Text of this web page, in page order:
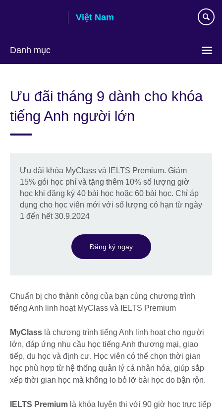
Việt Nam
Danh mục
language
Ưu đãi tháng 9 dành cho khóa
tiếng Anh người lớn
Ưu đãi khóa MyClass và IELTS Premium. Giảm
15% gói học phí và tặng thêm 10% số lượng giờ
học khi đăng ký 40 bài học hoặc 60 bài học. Chỉ áp
dụng cho học viên mới với số lượng có hạn từ ngày
1 đến hết 30.9.2024
Đăng ký ngay
Chuẩn bị cho thành công của bạn cùng chương trình
tiếng Anh linh hoạt MyClass và IELTS Premium
MyClass là chương trình tiếng Anh linh hoạt cho người
lớn, đáp ứng nhu cầu học tiếng Anh thương mại, giao
tiếp, du học và định cư. Học viên có thể chọn thời gian
học phù hợp từ hệ thống quản lý cá nhân hóa, giúp sắp
xếp thời gian học mà không lo bỏ lỡ bài học do bận rộn.
IELTS Premium là khóa luyện thi với 90 giờ học trực tiếp